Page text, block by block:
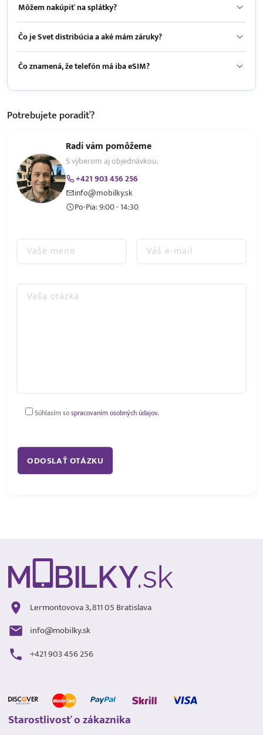
Môžem nakúpiť na splátky?
Čo je Svet distribúcia a aké mám záruky?
Čo znamená, že telefón má iba eSIM?
Potrebujete poradiť?
Radi vám pomôžeme
S výberom aj objednávkou.
+421 903 456 256
info@mobilky.sk
Po-Pia: 9:00 - 14:30
Súhlasím sospracovaním osobných údajov.
Lermontovova 3, 811 05 Bratislava
info@mobilky.sk
+421 903 456 256
Starostlivosť o zákaznika